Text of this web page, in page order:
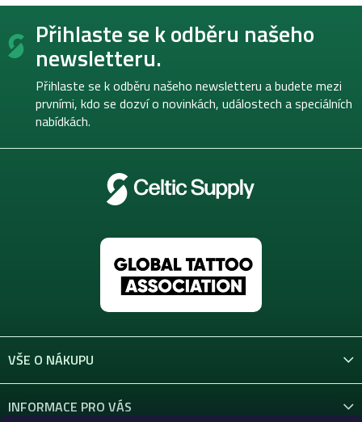
Z
Přihlaste se k odběru našeho
newsletteru.
Přihlaste se k odběru našeho newsletteru a budete mezi
prvními, kdo se dozví o novinkách, událostech a speciálních
nabídkách.
VŠE O NÁKUPU
INFORMACE PRO VÁS